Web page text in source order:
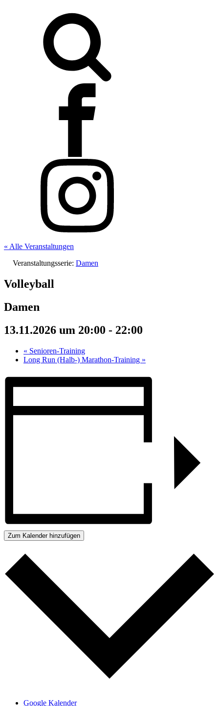
« Alle Veranstaltungen
Veranstaltungsserie: Damen
Volleyball
Damen
13.11.2026 um 20:00 - 22:00
« Senioren-Training
Long Run (Halb-) Marathon-Training »
Zum Kalender hinzufügen
Google Kalender